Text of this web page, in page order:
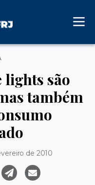
lights são
também
de 2010